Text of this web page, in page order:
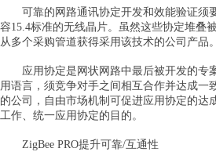
可靠的网路通讯协定开发和效能验证须要
容15.4标准的无线晶片。虽然这些协定堆叠
从多个采购管道获得采用该技术的公司产品
应用协定是网状网路中最后被开发的专案
用语言，须竞争对手之间相互合作并达成
的公司，自由市场机制可促进应用协定的
工作、统一应用协定的目的。
ZigBee PRO提升可靠/互通性